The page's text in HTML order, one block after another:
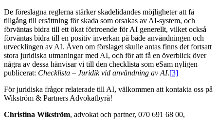
De föreslagna reglerna stärker skadelidandes möjligheter att få
tillgång till ersättning för skada som orsakas av AI-system, och
förväntas bidra till ett ökat förtroende för AI generellt, vilket också
förväntas bidra till en positiv inverkan på både användningen och
utvecklingen av AI. Även om förslaget skulle antas finns det fortsatt
stora juridiska utmaningar med AI, och för att få en överblick över
några av dessa hänvisar vi till den checklista som eSam nyligen
publicerat: Checklista – Juridik vid användning av AI.[3]
För juridiska frågor relaterade till AI, välkommen att kontakta oss på
Wikström & Partners Advokatbyrå!
Christina Wikström, advokat och partner, 070 691 68 00,